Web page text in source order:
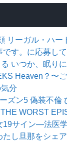
リーガル・ハー
です。に応募し
いつか、眠り
Heaven？〜
分
ズン5 偽装不倫
WORST
19サイン―法医
たし旦那をシェ